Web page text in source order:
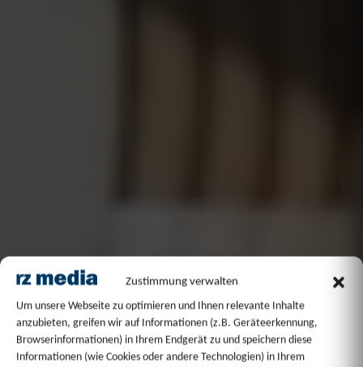
Zustimmung verwalten
Um unsere Webseite zu optimieren und Ihnen relevante Inhalte
anzubieten, greifen wir auf Informationen (z.B. Geräteerkennung,
Browserinformationen) in Ihrem Endgerät zu und speichern diese
Informationen (wie Cookies oder andere Technologien) in Ihrem